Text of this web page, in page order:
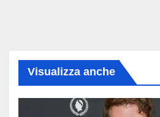
Visualizza anche